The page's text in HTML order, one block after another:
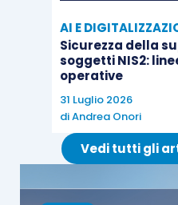
Versamenti periodici
15.000
Versamento marzo
Credito Iva sorto a
acquisti su Iva vendite)
AI E
Sicurezza della
soggetti NIS2:
operative
31 Luglio 2026
diAndrea Onori
Vedi tutti gli